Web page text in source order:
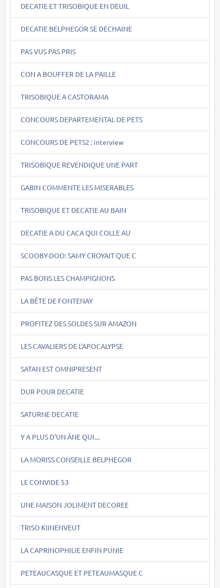
DECATIE ET TRISOBIQUE EN DEUIL
DECATIE BELPHEGOR SE DECHAINE
PAS VUS PAS PRIS
CON A BOUFFER DE LA PAILLE
TRISOBIQUE A CASTORAMA
CONCOURS DEPARTEMENTAL DE PETS
CONCOURS DE PETS2 : interview
TRISOBIQUE REVENDIQUE UNE PART
GABIN COMMENTE LES MISERABLES
TRISOBIQUE ET DECATIE AU BAIN
DECATIE A DU CACA QUI COLLE AU
SCOOBY-DOO: SAMY CROYAIT QUE C
PAS BONS LES CHAMPIGNONS
LA BÊTE DE FONTENAY
PROFITEZ DES SOLDES SUR AMAZON
LES CAVALIERS DE L'APOCALYPSE
SATAN EST OMNIPRESENT
DUR POUR DECATIE
SATURNE DECATIE
Y A PLUS D'UN ÂNE QUI....
LA MORISS CONSEILLE BELPHEGOR
LE CONVIDE 53
UNE MAISON JOLIMENT DECOREE
TRISO KIINENVEUT
LA CAPRINOPHILIE ENFIN PUNIE
PETEAUCASQUE ET PETEAUMASQUE C